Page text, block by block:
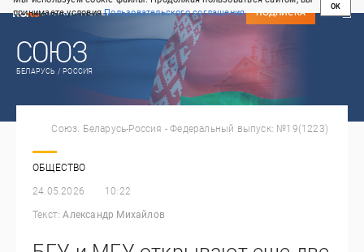
принимаете условияПользовательского соглашения
OK
СВЕЖИЙ НОМЕР
ПОДПИСКА
БЕЛАРУСЬ / РОССИЯ
ОБЩЕСТВО
24.05.2026 10:22
Текст: Александр Михайлов
Союз. Беларусь-Россия - Федеральный выпуск: №19(1223)